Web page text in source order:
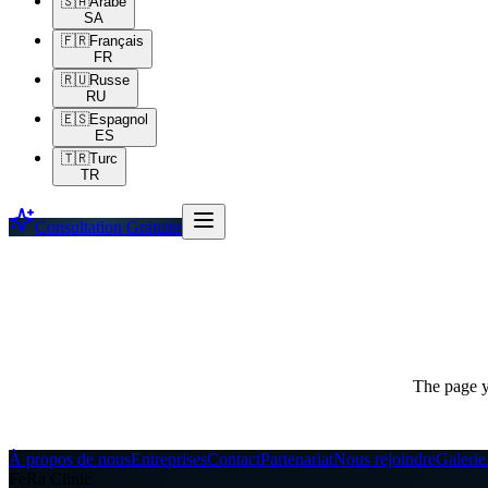
SA
🇫🇷Français
FR
🇷🇺Russe
RU
🇪🇸Espagnol
ES
🇹🇷Turc
TR
Consultation Gratuite
The page
À propos de nousEntreprisesContactPartenariatNous rejoindreGalerie